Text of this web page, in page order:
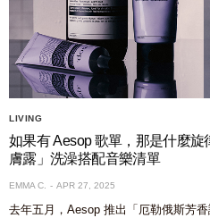
LIVING
如果有 Aesop 歌單，那是什麼
膚露」洗澡搭配音樂清單
EMMA C. APR 27, 2025
去年五月，Aesop 推出「厄勒俄斯芳